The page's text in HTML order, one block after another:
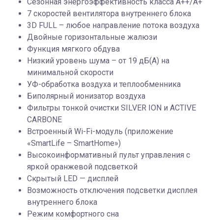
7 скоростей вентилятора внутреннего блока
3D FULL – любое направление потока воздуха
Двойные горизонтальные жалюзи
Функция мягкого обдува
Низкий уровень шума – от 19 дБ(А) на
минимальной скорости
УФ-обработка воздуха и теплообменника
Биполярный ионизатор воздуха
Фильтры тонкой очистки SILVER ION и ACTIVE
CARBONE
Встроенный Wi-Fi-модуль (приложение
«SmartLife – SmartHome»)
Высокоинформативный пульт управления с
яркой оранжевой подсветкой
Скрытый LED — дисплей
Возможность отключения подсветки дисплея
внутреннего блока
Режим комфортного сна